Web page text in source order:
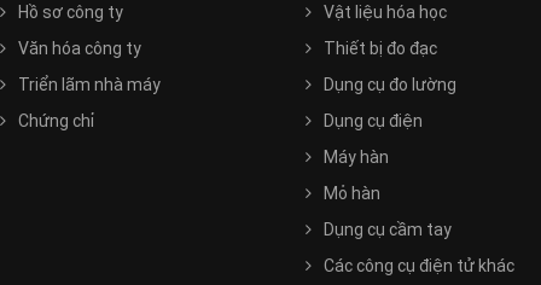
Hồ sơ công ty
Văn hóa công ty
Triển lãm nhà máy
Chứng chỉ
Vật liệu hóa học
Thiết bị đo đạc
Dụng cụ đo lường
Dụng cụ điện
Máy hàn
Mỏ hàn
Dụng cụ cầm tay
Các công cụ điện tử khác